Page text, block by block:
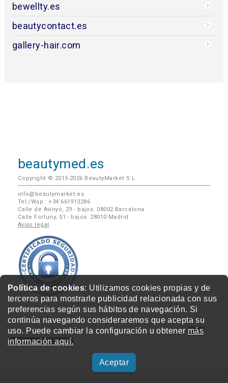
Política de cookies: Utilizamos cookies propias y de
terceros para mostrarle publicidad relacionada con sus
preferencias según sus hábitos de navegación. Si
continúa navegando consideraremos que acepta su
uso. Puede cambiar la configuración u obtener más
información aquí.
Aceptar
bewellty.es
beautycontact.es
gallery-hair.com
beautymed.es
Copyright © 2015-2026 BeautyMarket S.L.
info@beautymarket.es
Tel./Wsp.: +34 661913286
Calle de Avinyó, 29 - bajos. 08002 Barcelona
Calle Fortuny, 51 - bajos. 28010 Madrid
Aviso legal